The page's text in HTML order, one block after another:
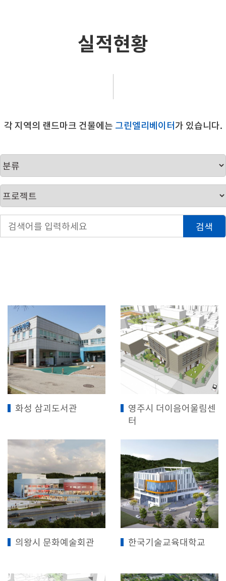
실적현황
각 지역의 랜드마크 건물에는 그린엘리베이터가 있습니다.
검색
화성 삼괴도서관
영주시 더이음어울림센
터
의왕시 문화예술회관 한국기술교육대학교